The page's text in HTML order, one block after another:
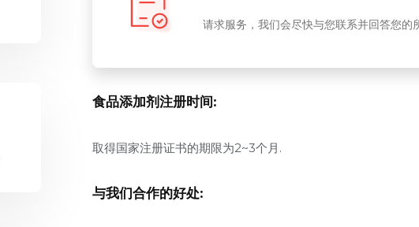
请求服务，我们会尽快与您联系并回答您的
食品添加剂注册时间:
取得国家注册证书的期限为2~3个月.
与我们合作的好处: